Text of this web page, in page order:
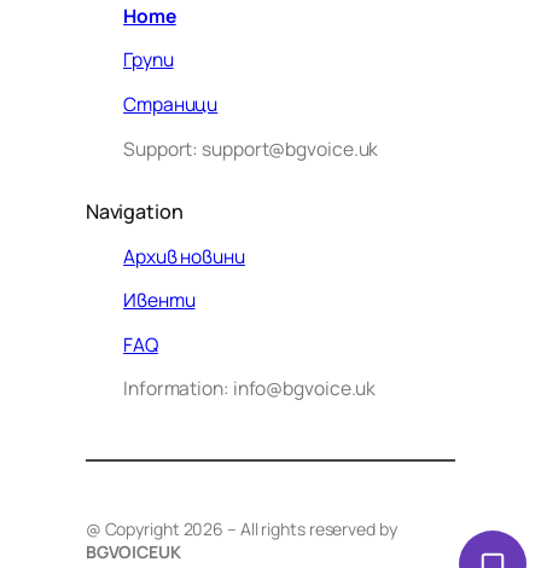
Home
Групи
Страници
Support: support@bgvoice.uk
Navigation
Архив новини
Ивенти
FAQ
Information: info@bgvoice.uk
@ Copyright 2026 – All rights reserved by
BGVOICEUK
VOICE UK. С какво мога да